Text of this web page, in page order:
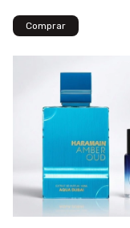
Comprar